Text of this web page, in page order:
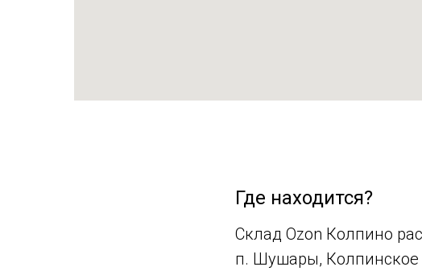
Где находится?
Склад Ozon Колпино
п. Шушары, Колпинское